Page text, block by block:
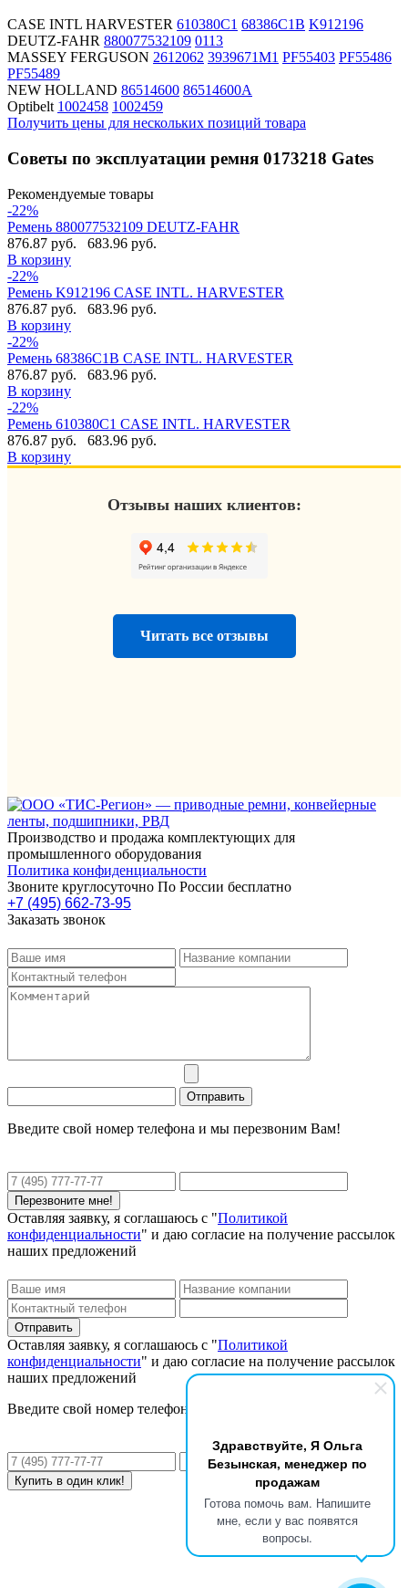
Здравствуйте, Я Ольга
Безынская, менеджер по
продажам
Готова помочь вам. Напишите
мне, если у вас появятся
вопросы.
CASE INTL HARVESTER 610380C1 68386C1B K912196
DEUTZ-FAHR 880077532109 0113
MASSEY FERGUSON 2612062 3939671M1 PF55403 PF55486
PF55489
NEW HOLLAND 86514600 86514600A
Optibelt 1002458 1002459
Получить цены для нескольких позиций товара
Советы по эксплуатации ремня 0173218 Gates
Рекомендуемые товары
-22%
Ремень 880077532109 DEUTZ-FAHR
876.87 руб.
683.96 руб.
В корзину
-22%
Ремень K912196 CASE INTL. HARVESTER
876.87 руб.
683.96 руб.
В корзину
-22%
Ремень 68386C1B CASE INTL. HARVESTER
876.87 руб.
683.96 руб.
В корзину
-22%
Ремень 610380C1 CASE INTL. HARVESTER
876.87 руб.
683.96 руб.
В корзину
Отзывы наших клиентов:
Читать все отзывы
Производство и продажа комплектующих для
промышленного оборудования
Политика конфиденциальности
Звоните круглосуточно По России бесплатно
+7 (495) 662-73-95
Заказать звонок
Введите свой номер телефона и мы перезвоним Вам!
Оставляя заявку, я соглашаюсь с "Политикой
конфиденциальности" и даю согласие на получение рассылок
наших предложений
Оставляя заявку, я соглашаюсь с "Политикой
конфиденциальности" и даю согласие на получение рассылок
наших предложений
Введите свой номер телефона и мы перезвоним Вам!